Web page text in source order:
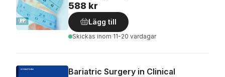
588 kr
Lägg till
Skickas inom 11-20 vardagar
Bariatric Surgery in Clinical